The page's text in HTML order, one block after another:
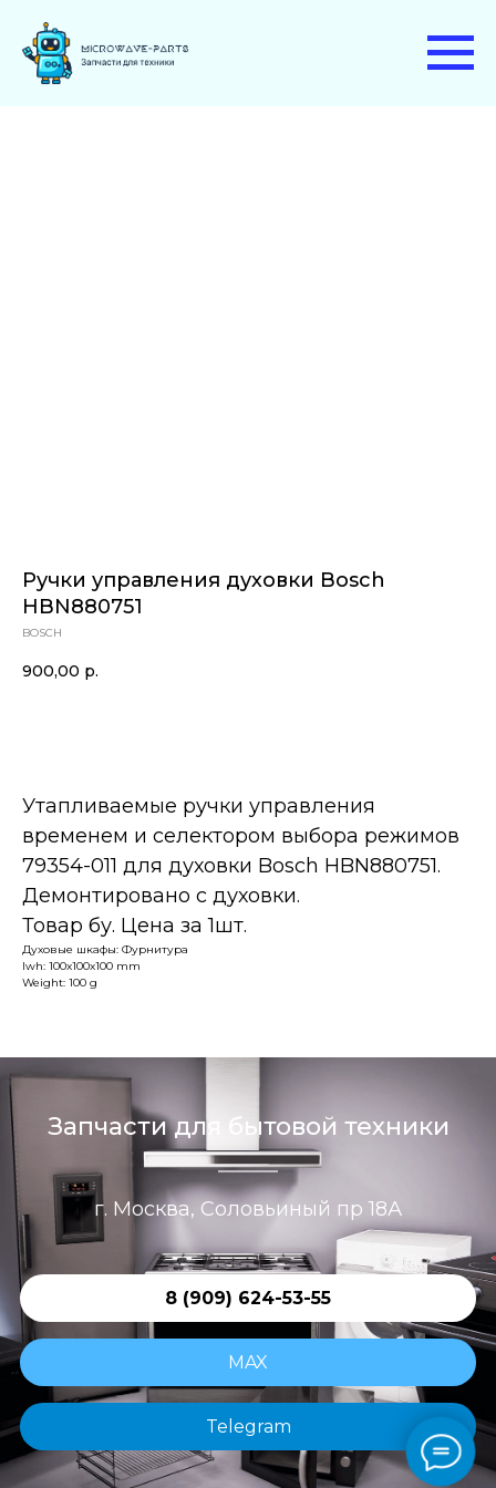
Ручки управления духовки Bosch
HBN880751
BOSCH
900,00 р.
Утапливаемые ручки управления
временем и селектором выбора режимов
79354-011 для духовки Bosch HBN880751.
Демонтировано с духовки.
Товар бу. Цена за 1шт.
Духовые шкафы: Фурнитура
lwh: 100x100x100 mm
Weight: 100 g
Запчасти для бытовой техники
г. Москва, Соловьиный пр 18А
8 (909) 624-53-55
MAX
Telegram